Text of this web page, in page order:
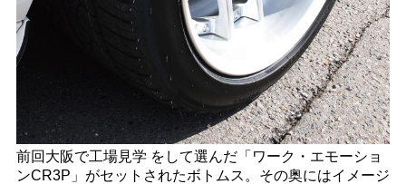
前回大阪で工場見学 をして選んだ「ワーク・エモーショ
ンCR3P」がセットされたボトムス。その奥にはイメージ